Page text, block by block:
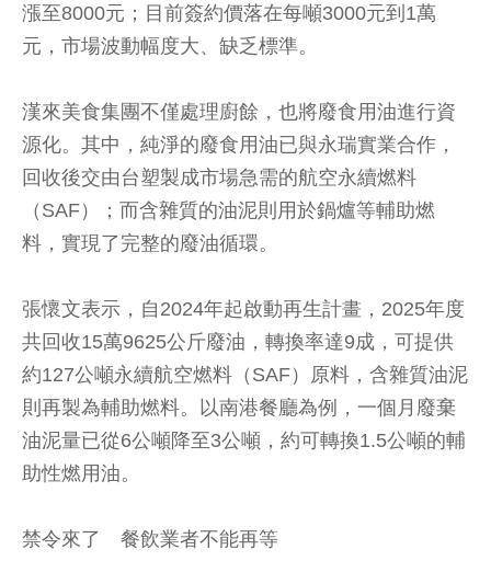
漲至8000元；目前簽約價落在每噸3000元到1萬
元，市場波動幅度大、缺乏標準。
漢來美食集團不僅處理廚餘，也將廢食用油進行資
源化。其中，純淨的廢食用油已與永瑞實業合作，
回收後交由台塑製成市場急需的航空永續燃料
（SAF）；而含雜質的油泥則用於鍋爐等輔助燃
料，實現了完整的廢油循環。
張懷文表示，自2024年起啟動再生計畫，2025年度
共回收15萬9625公斤廢油，轉換率達9成，可提供
約127公噸永續航空燃料（SAF）原料，含雜質油泥
則再製為輔助燃料。以南港餐廳為例，一個月廢棄
油泥量已從6公噸降至3公噸，約可轉換1.5公噸的輔
助性燃用油。
禁令來了 餐飲業者不能再等